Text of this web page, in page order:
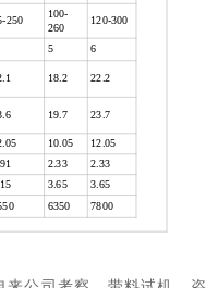
250 100-
260
120-300
5 6
18.2 22.2
19.7 23.7
10.05
12.05
2.33
2.33
3.65
3.65
6350 7800